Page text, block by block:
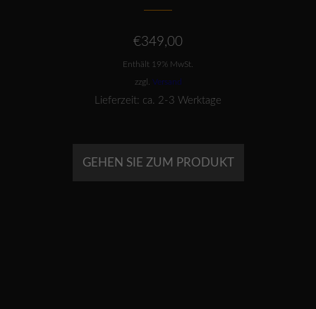
€349,00
Enthält 19% MwSt.
zzgl. Versand
Lieferzeit: ca. 2-3 Werktage
GEHEN SIE ZUM PRODUKT